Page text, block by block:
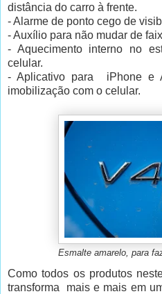
distância do carro à frente.
- Alarme de ponto cego de
- Auxílio para não mudar de
- Aquecimento interno no
celular.
- Aplicativo para iPhone e
imobilização com o celular.
Esmalte amarelo, para
Como todos os produtos
transforma mais e mais em